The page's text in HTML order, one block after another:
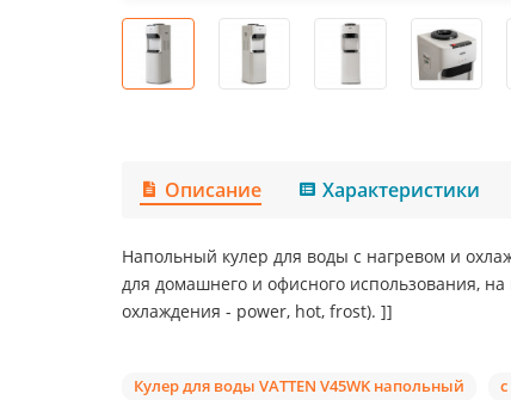
Описание Характеристики
Напольный кулер для воды с нагревом и
для домашнего и офисного использования,
охлаждения - power, hot, frost). ]]
Кулер для воды VATTEN V45WK напольный